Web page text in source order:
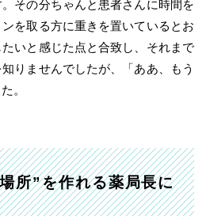
その分ちゃんと患者さんに時間を
を取る方に重きを置いているとお
いと感じた点と合致し、それまで
りませんでしたが、「ああ、もう
。
所”を作れる薬局長に